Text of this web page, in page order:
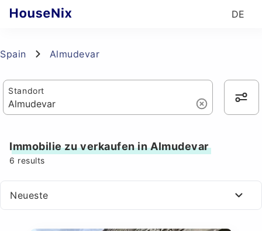
DE
Spain Almudevar
Standort
Immobilie zu verkaufen in Almudevar
6 results
Neueste